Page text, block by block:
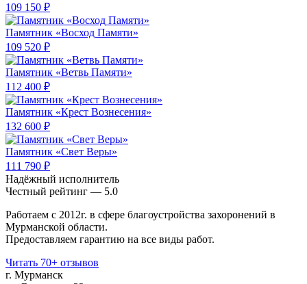
109 150 ₽
Памятник «Восход Памяти»
109 520 ₽
Памятник «Ветвь Памяти»
112 400 ₽
Памятник «Крест Вознесения»
132 600 ₽
Памятник «Свет Веры»
111 790 ₽
Надёжный исполнитель
Чеcтный рейтинг — 5.0
Работаем с 2012г. в сфере благоустройства захоронений в
Мурманской области.
Предоставляем гарантию на все виды работ.
Читать 70+ отзывов
г. Мурманск